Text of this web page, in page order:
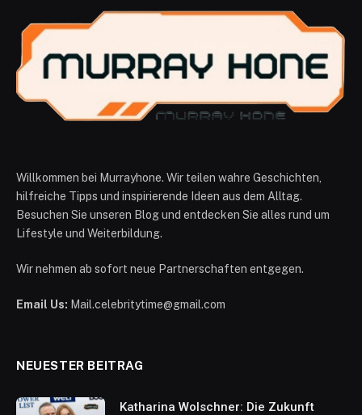
Willkommen bei Murrayhone. Wir teilen wahre Geschichten,
hilfreiche Tipps und inspirierende Ideen aus dem Alltag.
Besuchen Sie unseren Blog und entdecken Sie alles rund um
Lifestyle und Weiterbildung.
Wir nehmen ab sofort neue Partnerschaften entgegen.
Email Us: Mail.celebritytime@gmail.com
NEUESTER BEITRAG
Katharina Wolschner: Die Zukunft